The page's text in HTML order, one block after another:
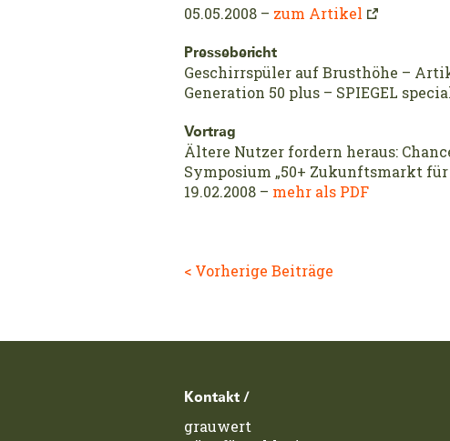
05.05.2008 – zum Artikel
Pressebericht
Geschirrspüler auf Brusthöhe –
Generation 50 plus – SPIEGEL
Vortrag
Ältere Nutzer fordern heraus:
Symposium „50+ Zukunftsmarkt
19.02.2008 – mehr als PDF
< Vorherige Beiträge
Footerzeile
Kontakt /
grauwert